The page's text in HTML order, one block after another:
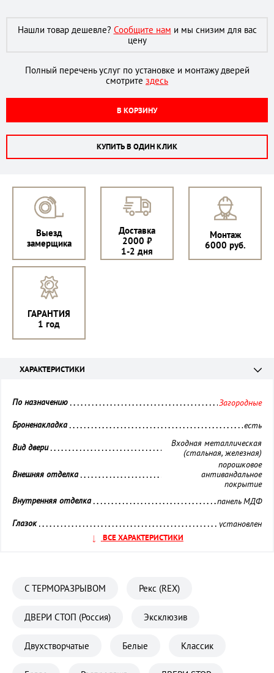
Нашли товар дешевле? Сообщите нам и мы снизим для вас
цену
Полный перечень услуг по установке и монтажу дверей
смотрите здесь
В КОРЗИНУ
КУПИТЬ В ОДИН КЛИК
Выезд
замерщика
Доставка
2000 ₽
1-2 дня
Монтаж
6000 руб.
ГАРАНТИЯ
1 год
ХАРАКТЕРИСТИКИ
По назначению Загородные
Броненакладка есть
Вид двери
Входная металлическая
(стальная, железная)
Внешняя отделка
порошковое
антивандальное
покрытие
Внутренняя отделка
панель МДФ
Глазок установлен
Замок дополнительный
Звуко- и Теплоизоляция
Кол-во контуров уплотнения
ВСЕ ХАРАКТЕРИСТИКИ
С ТЕРМОРАЗРЫВОМ Рекс (REX)
ДВЕРИ СТОП (Россия) Эксклюзив
Двухстворчатые Белые Классик